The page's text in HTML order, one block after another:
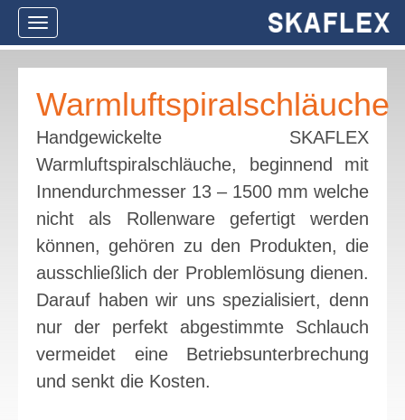
Navigation
ein-/ausblenden
Warmluftspiralschläuche
Handgewickelte SKAFLEX
Warmluftspiralschläuche, beginnend mit
Innendurchmesser 13 – 1500 mm welche
nicht als Rollenware gefertigt werden
können, gehören zu den Produkten, die
ausschließlich der Problemlösung dienen.
Darauf haben wir uns spezialisiert, denn
nur der perfekt abgestimmte Schlauch
vermeidet eine Betriebsunterbrechung
und senkt die Kosten.